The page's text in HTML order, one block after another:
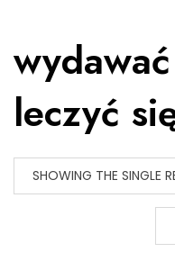
leczyć
SHOWING THE SINGLE